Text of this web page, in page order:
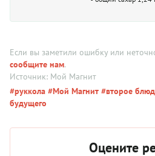
Если вы заметили ошибку или
сообщите нам.
Источник: Мой Магнит
#руккола #Мой Магнит #второе
будущего
Оцените